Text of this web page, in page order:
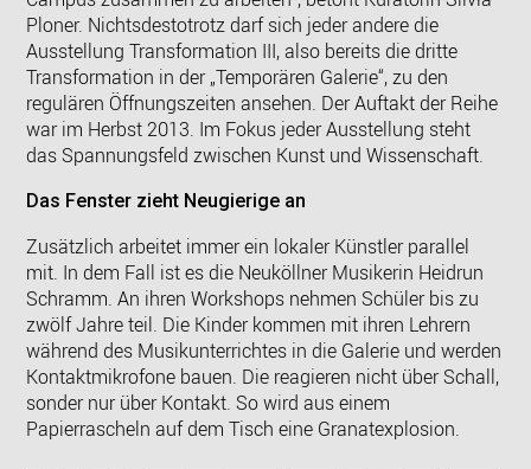
Ploner. Nichtsdestotrotz darf sich jeder andere die
Ausstellung Transformation III, also bereits die dritte
Transformation in der „Temporären Galerie“, zu den
regulären Öffnungszeiten ansehen. Der Auftakt der Reihe
war im Herbst 2013. Im Fokus jeder Ausstellung steht
das Spannungsfeld zwischen Kunst und Wissenschaft.
Das Fenster zieht Neugierige an
Zusätzlich arbeitet immer ein lokaler Künstler parallel
mit. In dem Fall ist es die Neuköllner Musikerin Heidrun
Schramm. An ihren Workshops nehmen Schüler bis zu
zwölf Jahre teil. Die Kinder kommen mit ihren Lehrern
während des Musikunterrichtes in die Galerie und werden
Kontaktmikrofone bauen. Die reagieren nicht über Schall,
sonder nur über Kontakt. So wird aus einem
Papierrascheln auf dem Tisch eine Granatexplosion.